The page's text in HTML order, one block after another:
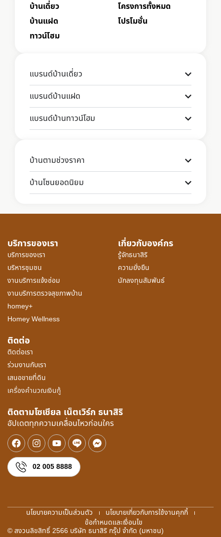
บ้านเดี่ยว
บ้านแฝด
ทาวน์โฮม
โครงการทั้งหมด
โปรโมชั่น
แบรนด์บ้านเดี่ยว
แบรนด์บ้านแฝด
แบรนด์บ้านทาวน์โฮม
บ้านตามช่วงราคา
บ้านโซนยอดนิยม
บริการของเรา
บริการของเรา
บริหารชุมชน
งานบริการแจ้งซ่อม
งานบริการตรวจสุขภาพบ้าน
homey+
Homey Wellness
เกี่ยวกับองค์กร
รู้จักธนาสิริ
ความยั่งยืน
นักลงทุนสัมพันธ์
ติดต่อ
ติดต่อเรา
ร่วมงานกับเรา
เสนอขายที่ดิน
เครื่องคำนวณเงินกู้
ติดตามโซเชียล เน็ตเวิร์ก ธนาสิริ
อัปเดตทุกความเคลื่อนไหวก่อนใคร
02 005 8888
© สงวนลิขสิทธิ์ 2566 บริษัท ธนาสิริ กรุ๊ป จำกัด (มหาชน)
นโยบายความเป็นส่วนตัว
นโยบายเกี่ยวกับการใช้งานคุกกี้
ข้อกำหนดและเงื่อนไข